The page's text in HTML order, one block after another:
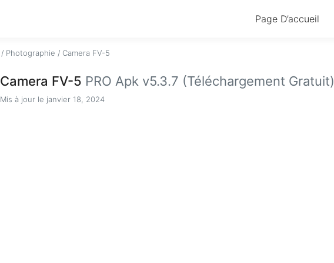
Page D’accueil
/ Photographie / Camera FV-5
Camera FV-5 PRO Apk v5.3.7 (Téléchargement Gratuit)
Mis à jour le janvier 18, 2024